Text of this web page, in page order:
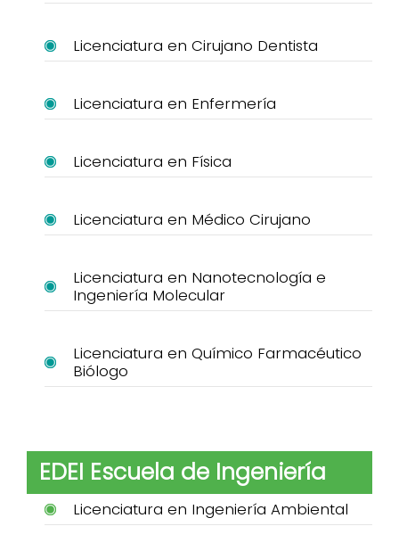
Licenciatura en Cirujano Dentista
Licenciatura en Enfermería
Licenciatura en Física
Licenciatura en Médico Cirujano
Licenciatura en Nanotecnología e
Ingeniería Molecular
Licenciatura en Químico Farmacéutico
Biólogo
EDEI Escuela de Ingeniería
Licenciatura en Ingeniería Ambiental